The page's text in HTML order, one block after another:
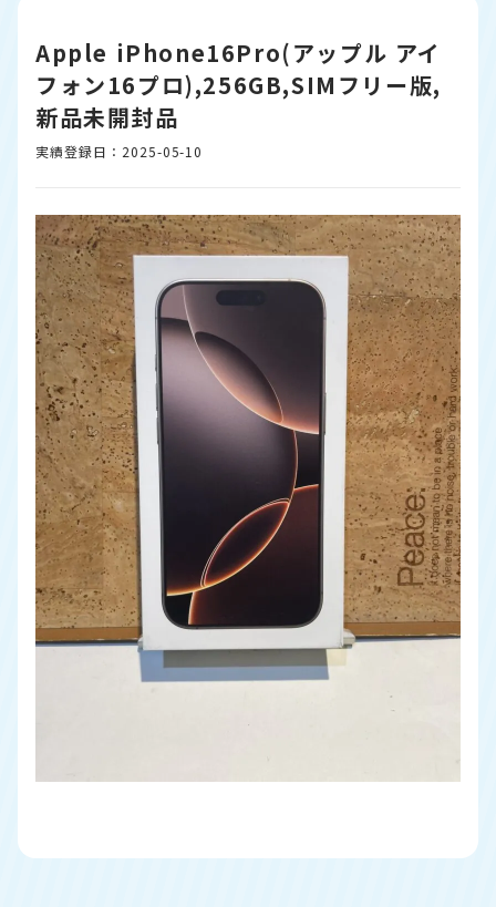
Apple iPhone16Pro(アップル アイ
フォン16プロ),256GB,SIMフリー版,
新品未開封品
実績登録日：2025-05-10